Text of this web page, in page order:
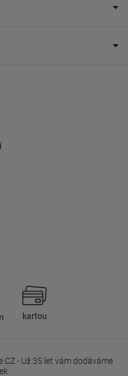
kartou
- Už 35 let vám dodáváme